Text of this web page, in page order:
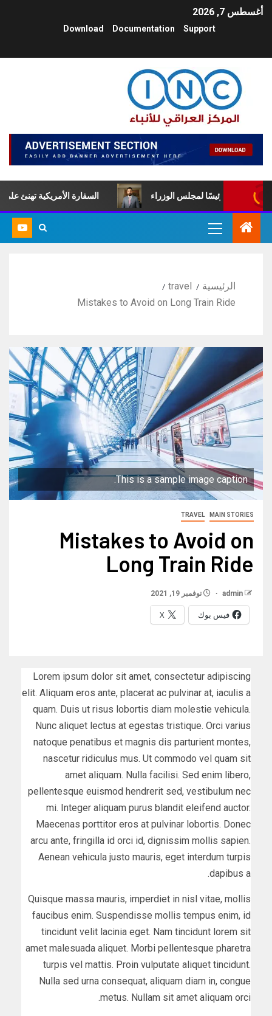
أغسطس 7, 2026
Support
Documentation
Download
السفارة الأمريكية تهنئ علي الزيدي رئيسًا لمجلس الوزراء
الرئيسية
travel
Mistakes to Avoid on Long Train Ride
This is a sample image caption.
MAIN STORIES
TRAVEL
Mistakes to Avoid on
Long Train Ride
admin نوفمبر 19, 2021
فيس بوك X
Lorem ipsum dolor sit amet, consectetur adipiscing
elit. Aliquam eros ante, placerat ac pulvinar at, iaculis a
quam. Duis ut risus lobortis diam molestie vehicula.
Nunc aliquet lectus at egestas tristique. Orci varius
natoque penatibus et magnis dis parturient montes,
nascetur ridiculus mus. Ut commodo vel quam sit
amet aliquam. Nulla facilisi. Sed enim libero,
pellentesque euismod hendrerit sed, vestibulum nec
mi. Integer aliquam purus blandit eleifend auctor.
Maecenas porttitor eros at pulvinar lobortis. Donec
arcu ante, fringilla id orci id, dignissim mollis sapien.
Aenean vehicula justo mauris, eget interdum turpis
dapibus a.
Quisque massa mauris, imperdiet in nisl vitae, mollis
faucibus enim. Suspendisse mollis tempus enim, id
tincidunt velit lacinia eget. Nam tincidunt lorem sit
amet malesuada aliquet. Morbi pellentesque pharetra
turpis vel mattis. Proin vulputate aliquet tincidunt.
Nulla sed urna consequat, aliquam diam in, congue
metus. Nullam sit amet aliquam orci.